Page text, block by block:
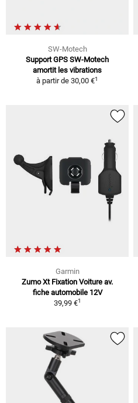
SW-Motech
Support GPS SW-Motech
amortit les vibrations
à partir de 30,00 €1
Garmin
Zumo Xt Fixation Voiture av.
fiche automobile 12V
39,99 €1